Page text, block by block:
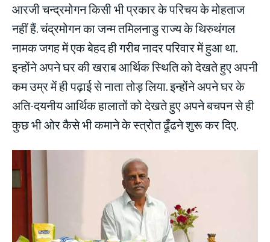
आरजी चन्द्रमोगन किसी भी प्रकार के परिचय के मोहताज
नहीं हैं. चंद्रमोगन का जन्म तमिलनाडु राज्य के थिरुथंगल
नामक जगह में एक बेहद ही गरीब नादर परिवार में हुआ था.
इन्होंने अपने घर की खराब आर्थिक स्थिति को देखते हुए अपनी
कम उम्र में ही पढ़ाई से नाता तोड़ लिया. इन्होंने अपने घर के
अति-दयनीय आर्थिक हालातों को देखते हुए अपने बचपन से ही
कुछ भी ओर कैसे भी कमाने के स्त्रोत ढूँढने शुरू कर दिए.